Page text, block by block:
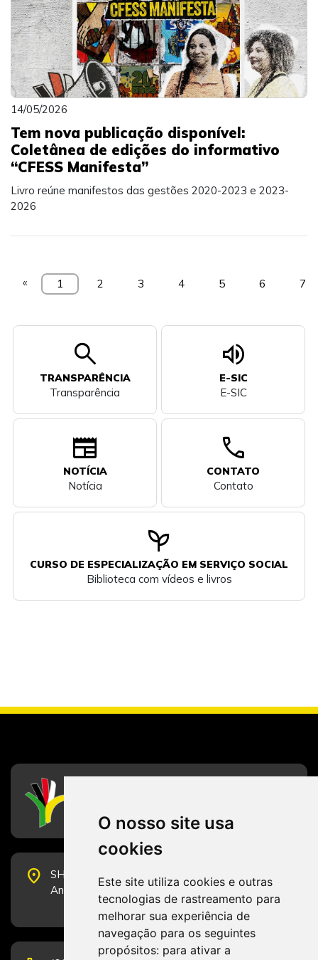
O nosso site usa
cookies
Este site utiliza cookies e outras
tecnologias de rastreamento para
melhorar sua experiência de
navegação para os seguintes
propósitos: para ativar a
14/05/2026
Tem nova publicação disponível:
Coletânea de edições do informativo
“CFESS Manifesta”
Livro reúne manifestos das gestões 2020-2023 e 2023-
2026
« 1 2 3 4 5 6 7
search
TRANSPARÊNCIA
Transparência
volume_up
E-SIC
E-SIC
newspaper
NOTÍCIA
Notícia
call
CONTATO
Contato
psychiatry
CURSO DE ESPECIALIZAÇÃO EM SERVIÇO SOCIAL
Biblioteca com vídeos e livros
place
SHS Quadra 6, Bloco E, Complexo Brasil 21, 20º
Andar, Sala 2001 - CEP 70322-915 - Brasília/DF